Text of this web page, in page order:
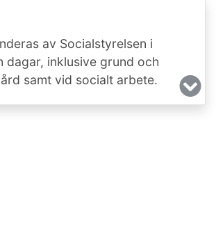
av Socialstyrelsen i
dagar, inklusive grund och
samt vid socialt arbete.